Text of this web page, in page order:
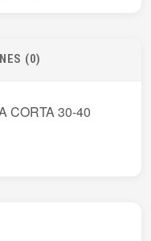
(0)
CORTA 30-40